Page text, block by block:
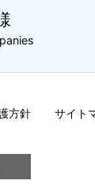
方針 サイト